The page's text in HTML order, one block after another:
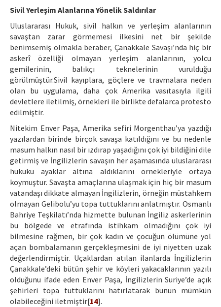
Sivil Yerleşim Alanlarına Yönelik Saldırılar
Uluslararası Hukuk, sivil halkın ve yerleşim alanlarının
savaştan zarar görmemesi ilkesini net bir şekilde
benimsemiş olmakla beraber, Çanakkale Savaşı’nda hiç bir
askerî özelliği olmayan yerleşim alanlarının, yolcu
gemilerinin, balıkçı teknelerinin vurulduğu
görülmüştür.Sivil kayıplara, göçlere ve travmalara neden
olan bu uygulama, daha çok Amerika vasıtasıyla ilgili
devletlere iletilmiş, örnekleri ile birlikte defalarca protesto
edilmiştir.
Nitekim Enver Paşa, Amerika sefiri Morgenthau’ya yazdığı
yazılardan birinde birçok savaşa katıldığını ve bu nedenle
masum halkın nasıl bir ızdırap yaşadığını çok iyi bildiğini dile
getirmiş ve İngilizlerin savaşın her aşamasında uluslararası
hukuku ayaklar altına aldıklarını örnekleriyle ortaya
koymuştur. Savaşta amaçlarına ulaşmak için hiç bir masum
vatandaşı dikkate almayan İngilizlerin, örneğin müstahkem
olmayan Gelibolu’yu topa tuttuklarını anlatmıştır. Osmanlı
Bahriye Teşkilatı’nda hizmette bulunan İngiliz askerlerinin
bu bölgede ve etrafında istihkam olmadığını çok iyi
bilmesine rağmen, bir çok kadın ve çocuğun ölümüne yol
açan bombalamanın gerçekleşmesini de iyi niyetten uzak
değerlendirmiştir. Uçaklardan atılan ilanlarda İngilizlerin
Çanakkale’deki bütün şehir ve köyleri yakacaklarının yazılı
olduğunu ifade eden Enver Paşa, İngilizlerin Suriye’de açık
şehirleri topa tuttuklarını hatırlatarak bunun mümkün
olabileceğini iletmiştir[14].